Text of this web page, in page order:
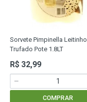
Sorvete Pimpinella Leitinho
Trufado Pote 1.8LT
R$ 32,99
COMPRAR